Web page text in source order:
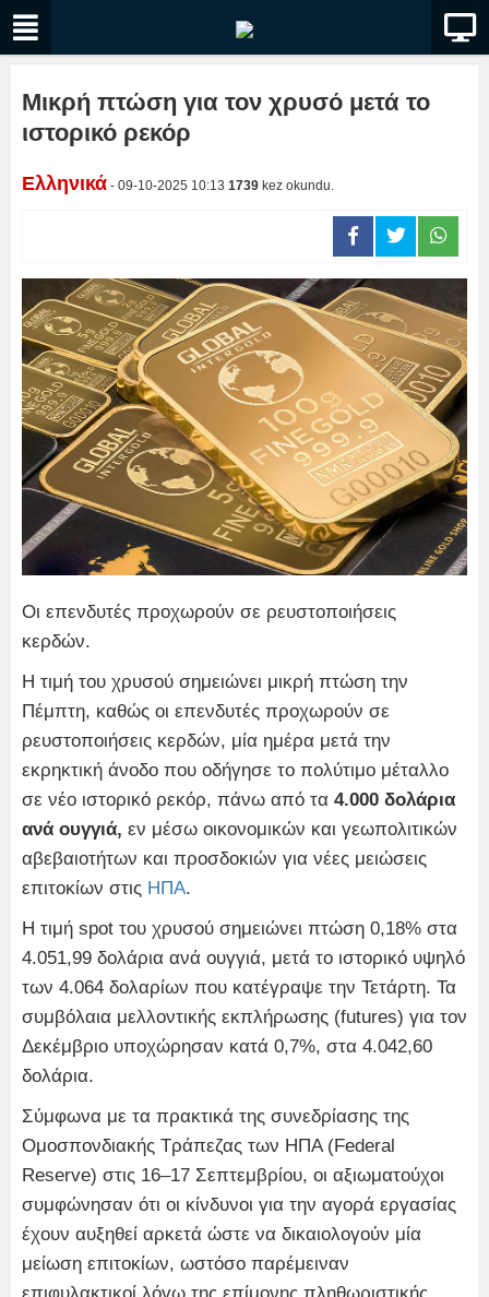
Μικρή πτώση για τον χρυσό μετά το
ιστορικό ρεκόρ
Ελληνικά - 09-10-2025 10:13 1739 kez okundu.
Οι επενδυτές προχωρούν σε ρευστοποιήσεις
κερδών.
Η τιμή του χρυσού σημειώνει μικρή πτώση την
Πέμπτη, καθώς οι επενδυτές προχωρούν σε
ρευστοποιήσεις κερδών, μία ημέρα μετά την
εκρηκτική άνοδο που οδήγησε το πολύτιμο μέταλλο
σε νέο ιστορικό ρεκόρ, πάνω από τα 4.000 δολάρια
ανά ουγγιά, εν μέσω οικονομικών και γεωπολιτικών
αβεβαιοτήτων και προσδοκιών για νέες μειώσεις
επιτοκίων στις ΗΠΑ.
Η τιμή spot του χρυσού σημειώνει πτώση 0,18% στα
4.051,99 δολάρια ανά ουγγιά, μετά το ιστορικό υψηλό
των 4.064 δολαρίων που κατέγραψε την Τετάρτη. Τα
συμβόλαια μελλοντικής εκπλήρωσης (futures) για τον
Δεκέμβριο υποχώρησαν κατά 0,7%, στα 4.042,60
δολάρια.
Σύμφωνα με τα πρακτικά της συνεδρίασης της
Ομοσπονδιακής Τράπεζας των ΗΠΑ (Federal
Reserve) στις 16–17 Σεπτεμβρίου, οι αξιωματούχοι
συμφώνησαν ότι οι κίνδυνοι για την αγορά εργασίας
έχουν αυξηθεί αρκετά ώστε να δικαιολογούν μία
μείωση επιτοκίων, ωστόσο παρέμειναν